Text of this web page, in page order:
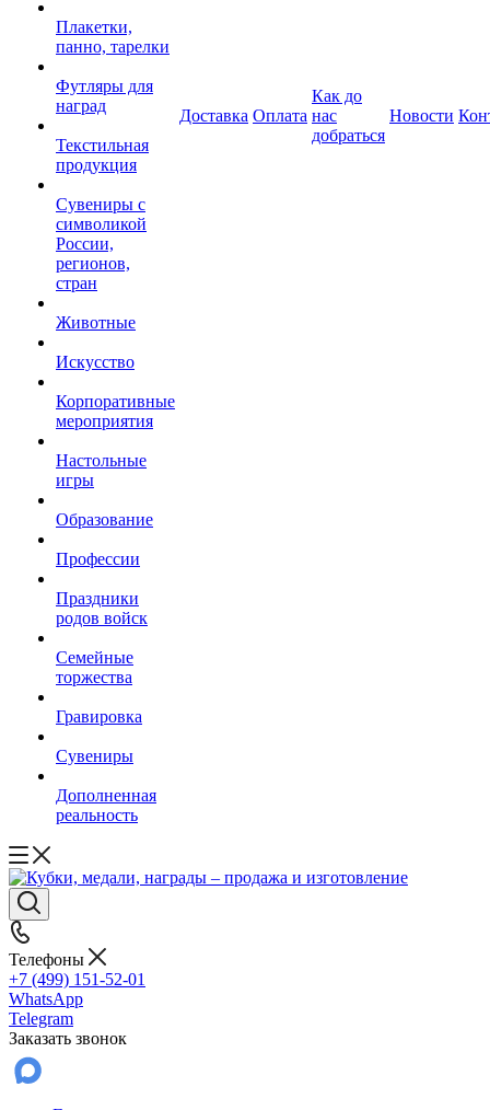
Плакетки,
панно, тарелки
Футляры для
наград
Текстильная
продукция
Сувениры с
символикой
России,
регионов,
стран
Животные
Искусство
Корпоративные
мероприятия
Настольные
игры
Образование
Профессии
Праздники
родов войск
Семейные
торжества
Гравировка
Сувениры
Дополненная
реальность
Доставка Оплата
Как до
нас
добраться
Новости
Телефоны
+7 (499) 151-52-01
WhatsApp
Telegram
Заказать звонок